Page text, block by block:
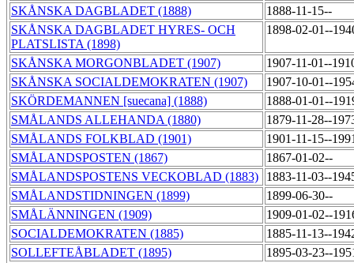
SKÅNSKA DAGBLADET (1888)
1888-11-15--
SKÅNSKA DAGBLADET HYRES- OCH
PLATSLISTA (1898)
1898-02-01--
SKÅNSKA MORGONBLADET (1907)
1907-11-01--
SKÅNSKA SOCIALDEMOKRATEN (1907)
1907-10-01--
SKÖRDEMANNEN [suecana] (1888)
1888-01-01--
SMÅLANDS ALLEHANDA (1880)
1879-11-28--
SMÅLANDS FOLKBLAD (1901)
1901-11-15--
SMÅLANDSPOSTEN (1867)
1867-01-02--
SMÅLANDSPOSTENS VECKOBLAD (1883)
1883-11-03--
SMÅLANDSTIDNINGEN (1899)
1899-06-30--
SMÅLÄNNINGEN (1909)
1909-01-02--
SOCIALDEMOKRATEN (1885)
1885-11-13--
SOLLEFTEÅBLADET (1895)
1895-03-23--